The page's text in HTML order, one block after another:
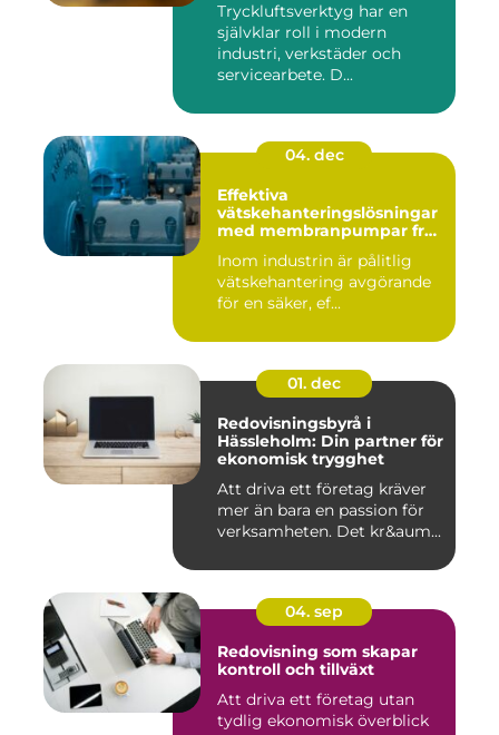
Tryckluftsverktyg har en
självklar roll i modern
industri, verkstäder och
servicearbete. D...
04. dec
Effektiva
vätskehanteringslösningar
med membranpumpar från
Inom industrin är pålitlig
vätskehantering avgörande
för en säker, ef...
01. dec
Redovisningsbyrå i
Hässleholm: Din partner för
ekonomisk trygghet
Att driva ett företag kräver
mer än bara en passion för
verksamheten. Det kr&aum...
04. sep
Redovisning som skapar
kontroll och tillväxt
Att driva ett företag utan
tydlig ekonomisk överblick